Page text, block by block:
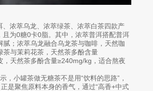
浓萃乌龙、浓萃绿茶、浓萃白茶四款产
为0糖0卡0脂。其中，浓萃普洱搭配普洱
；浓萃乌龙融合乌龙茶与咖啡，天然咖
与茉莉花茶，天然茶多酚含量
天然茶多酚含量≥240mg/kg，适合熬夜
小罐茶做无糖茶不是用“饮料的思路”，
是聚焦原料本身的香气，通过“高香+中式